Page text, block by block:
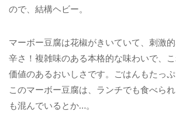
ので、結構ヘビー。
マーボー豆腐は花椒がきいていて、刺激
辛さ！複雑味のある本格的な味わいで、
価値のあるおいしさです。ごはんもたっぷ
このマーボー豆腐は、ランチでも食べら
も混んでいるとか…。